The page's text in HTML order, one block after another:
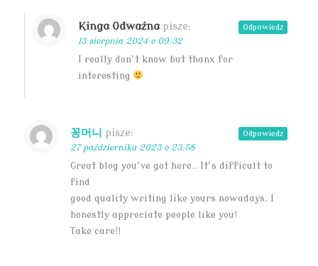
Kinga Odważna pisze:
13 sierpnia 2024 o 09:32
I really don’t know but thanx for
interesting
Odpowiedz
꽁머니 pisze:
27 października 2023 o 23:58
Great blog you’ve got here.. It’s difficult to
find
good quality writing like yours nowadays. I
honestly appreciate people like you!
Take care!!
Odpowiedz